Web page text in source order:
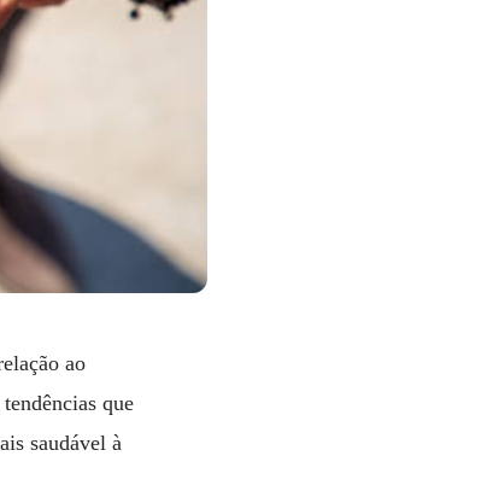
ao
que
saudável à